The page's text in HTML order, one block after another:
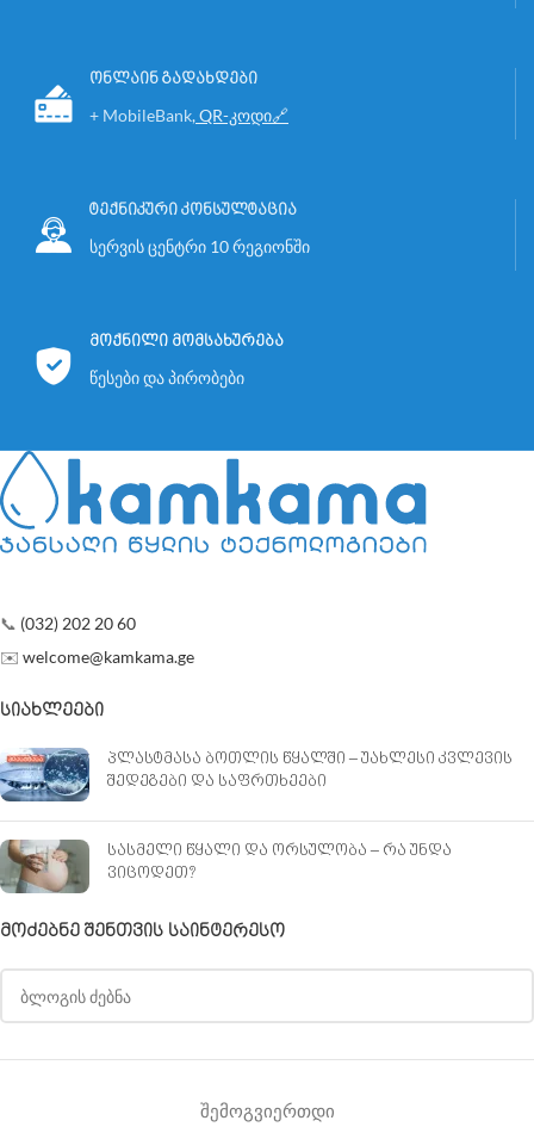
უფასო მიწოდება საქართველოს
ონლაინ გადახდები
+ MobileBank,QR-კოდი🔗
ტექნიკური კონსულტაცია
სერვის ცენტრი 10 რეგიონში
მოქნილი მომსახურება
წესები და პირობები
📞 (032) 202 20 60
✉️ welcome@kamkama.ge
ᲡᲘᲐᲮᲚᲔᲔᲑᲘ
პლასტმასა ბოთლის წყალში – უახლესი კვლევის
შედეგები და საფრთხეები
სასმელი წყალი და ორსულობა – რა უნდა
ვიცოდეთ?
ᲛᲝᲫᲔᲑᲜᲔ ᲨᲔᲜᲗᲕᲘᲡ ᲡᲐᲘᲜᲢᲔᲠᲔᲡᲝ
შემოგვიერთდი